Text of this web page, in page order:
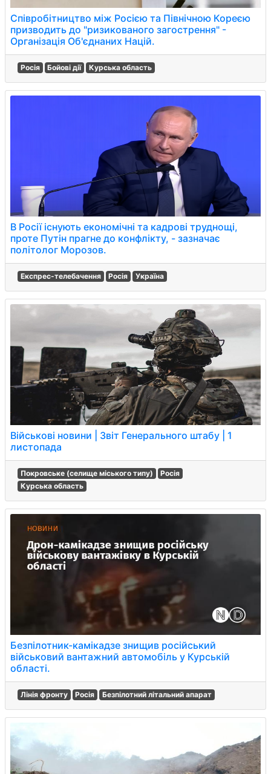
Співробітництво між Росією та Північною Кореєю
призводить до "ризикованого загострення" -
Організація Об'єднаних Націй.
Росія Бойові дії Курська область
В Росії існують економічні та кадрові труднощі,
проте Путін прагне до конфлікту, - зазначає
політолог Морозов.
Експрес-телебачення Росія Україна
Військові новини | Звіт Генерального штабу | 1
листопада
Покровське (селище міського типу)
Росія
Курська область
Безпілотник-камікадзе знищив російський
військовий вантажний автомобіль у Курській
області.
Лінія фронту Росія Безпілотний літальний апарат